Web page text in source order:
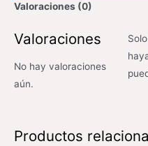
Valoraciones (0)
Valoraciones
No hay valoraciones
aún.
Productos